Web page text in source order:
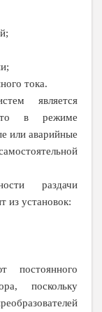
тока.
является
в режиме
или аварийные
раздачи
из установок:
постоянного
поскольку